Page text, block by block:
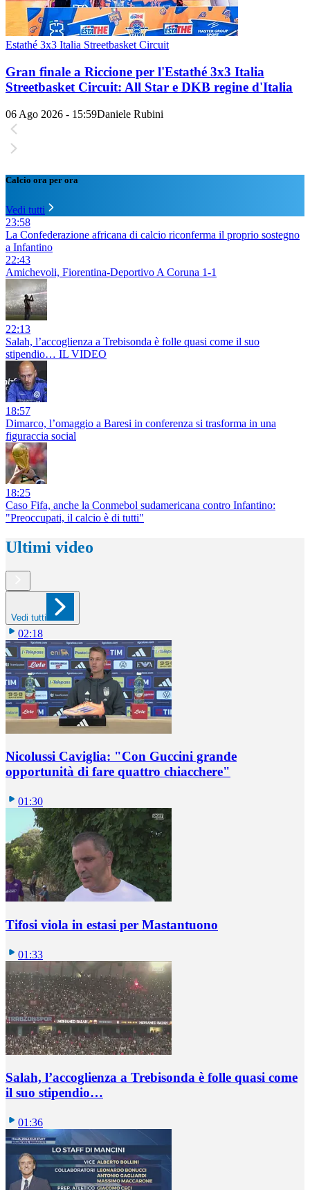
Estathé 3x3 Italia Streetbasket Circuit
Gran finale a Riccione per l'Estathé 3x3 Italia
Streetbasket Circuit: All Star e DKB regine d'Italia
06 Ago 2026 - 15:59Daniele Rubini
Calcio ora per ora
Vedi tutti
23:58
La Confederazione africana di calcio riconferma il proprio sostegno
a Infantino
22:43
Amichevoli, Fiorentina-Deportivo A Coruna 1-1
22:13
Salah, l’accoglienza a Trebisonda è folle quasi come il suo
stipendio… IL VIDEO
18:57
Dimarco, l’omaggio a Baresi in conferenza si trasforma in una
figuraccia social
18:25
Caso Fifa, anche la Conmebol sudamericana contro Infantino:
"Preoccupati, il calcio è di tutti"
Ultimi video
Vedi tutti
02:18
Nicolussi Caviglia: "Con Guccini grande
opportunità di fare quattro chiacchere"
01:30
Tifosi viola in estasi per Mastantuono
01:33
Salah, l’accoglienza a Trebisonda è folle quasi come
il suo stipendio…
01:36